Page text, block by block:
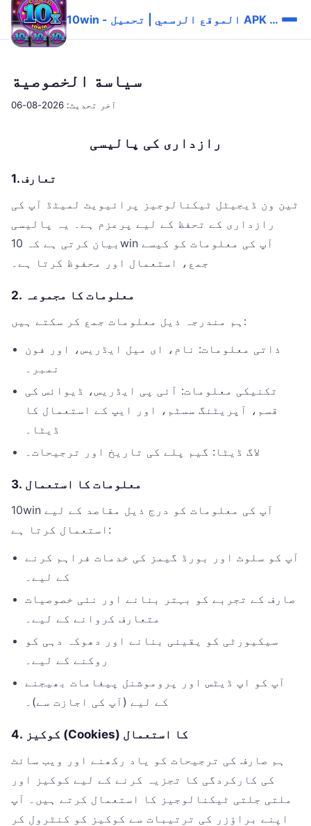
10win - الموقع الرسمي | تحميل APK وتسجيل الدخول
سياسة الخصوصية
آخر تحديث: 2026-08-06
رازداری کی پالیسی
1. تعارف
ٹین ون ڈیجیٹل ٹیکنالوجیز پرائیویٹ لمیٹڈ آپ کی
رازداری کے تحفظ کے لیے پرعزم ہے۔ یہ پالیسی
بیان کرتی ہے کہ 10win آپ کی معلومات کو کیسے
جمع، استعمال اور محفوظ کرتا ہے۔
2. معلومات کا مجموعہ
ہم مندرجہ ذیل معلومات جمع کر سکتے ہیں:
ذاتی معلومات: نام، ای میل ایڈریس، اور فون
نمبر۔
تکنیکی معلومات: آئی پی ایڈریس، ڈیوائس کی
قسم، آپریٹنگ سسٹم، اور ایپ کے استعمال کا
ڈیٹا۔
لاگ ڈیٹا: گیم پلے کی تاریخ اور ترجیحات۔
3. معلومات کا استعمال
10win آپ کی معلومات کو درج ذیل مقاصد کے لیے
استعمال کرتا ہے:
آپ کو سلوٹ اور بورڈ گیمز کی خدمات فراہم کرنے
کے لیے۔
صارف کے تجربے کو بہتر بنانے اور نئی خصوصیات
متعارف کروانے کے لیے۔
سیکیورٹی کو یقینی بنانے اور دھوکہ دہی کو
روکنے کے لیے۔
آپ کو اپ ڈیٹس اور پروموشنل پیغامات بھیجنے
کے لیے (آپ کی اجازت سے)۔
4. کوکیز (Cookies) کا استعمال
ہم صارف کی ترجیحات کو یاد رکھنے اور ویب سائٹ
کی کارکردگی کا تجزیہ کرنے کے لیے کوکیز اور
ملتی جلتی ٹیکنالوجیز کا استعمال کرتے ہیں۔ آپ
اپنے براؤزر کی ترتیبات سے کوکیز کو کنٹرول کر